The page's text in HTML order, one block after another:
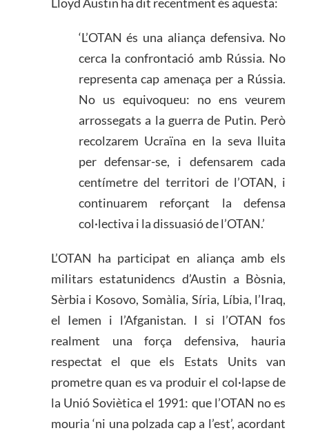
‘L’OTAN és una aliança defensiva. No
cerca la confrontació amb Rússia. No
representa cap amenaça per a Rússia.
No us equivoqueu: no ens veurem
arrossegats a la guerra de Putin. Però
recolzarem Ucraïna en la seva lluita
per defensar-se, i defensarem cada
centímetre del territori de l’OTAN, i
continuarem reforçant la defensa
col·lectiva i la dissuasió de l’OTAN.’
L’OTAN ha participat en aliança amb els
militars estatunidencs d’Austin a Bòsnia,
Sèrbia i Kosovo, Somàlia, Síria, Líbia, l’Iraq,
el Iemen i l’Afganistan. I si l’OTAN fos
realment una força defensiva, hauria
respectat el que els Estats Units van
prometre quan es va produir el col·lapse de
la Unió Soviètica el 1991: que l’OTAN no es
mouria ‘ni una polzada cap a l’est’, acordant